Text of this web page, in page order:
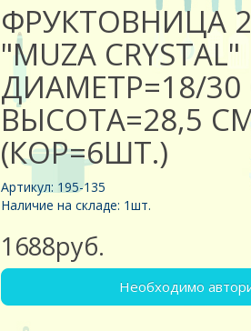
ФРУКТОВНИЦА
"MUZA CRYSTAL"
ДИАМЕТР=18/
ВЫСОТА=28,5
(КОР=6ШТ.)
Артикул: 195-135
Наличие на складе: 1шт.
1688руб.
Необходимо